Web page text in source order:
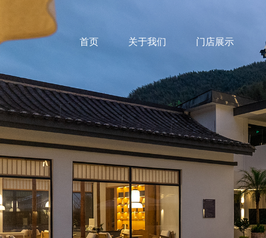
首页 关于我们 门店展示